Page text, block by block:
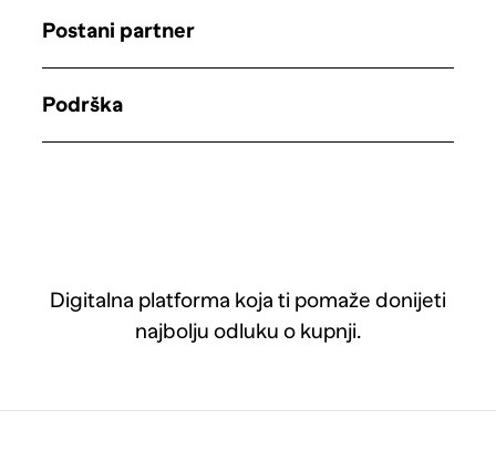
Digitalna platforma koja ti pomaže donijeti
najbolju odluku o kupnji.
Postani partner
Podrška